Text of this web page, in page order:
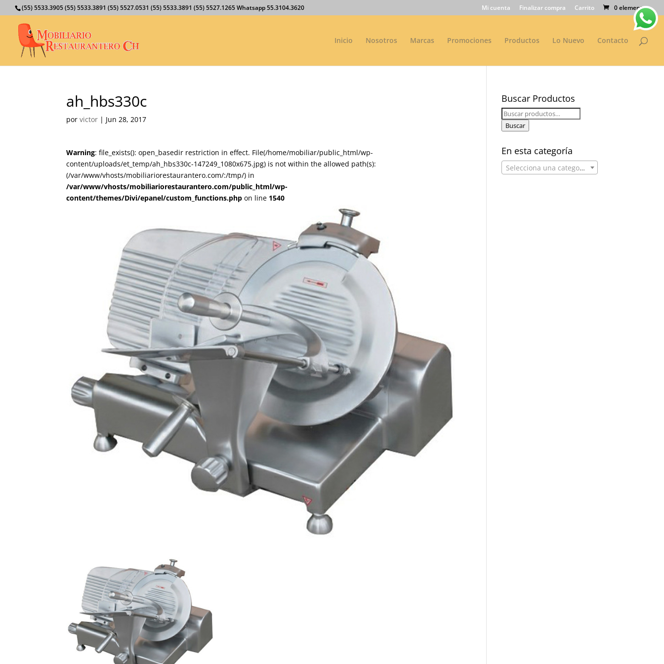
(55) 5533.3905 (55) 5533.3891 (55) 5527.0531 (55) 5533.3891 (55) 5527.1265 Whatsapp 55.3104.3620 Mi cuenta Finalizar compra Carrito 0 elementos
Inicio Nosotros Marcas Promociones Productos Lo Nuevo Contacto
ah_hbs330c
porvictor | Jun 28, 2017
Warning: file_exists(): open_basedir restriction in effect. File(/home/mobiliar/public_html/wp-
content/uploads/et_temp/ah_hbs330c-147249_1080x675.jpg) is not within the allowed path(s):
(/var/www/vhosts/mobiliariorestaurantero.com/:/tmp/) in
/var/www/vhosts/mobiliariorestaurantero.com/public_html/wp-
content/themes/Divi/epanel/custom_functions.php on line 1540
Buscar Productos
Buscar
por:
Buscar
En esta categoría
Selecciona una categoría